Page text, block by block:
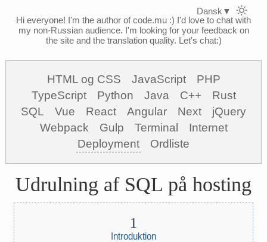
Hi everyone! I'm the author of code.mu :) I'd love to chat with
my non-Russian audience. I'm looking for your feedback on
the site and the translation quality. Let's chat:)
HTML og CSS JavaScript
PHP
TypeScript
Python Java C++
Rust
SQL
Vue React Angular Next
jQuery
Webpack
Gulp Terminal
Internet
Deployment
Ordliste
Udrulning af SQL på hosting
Introduktion
Dansk ▼